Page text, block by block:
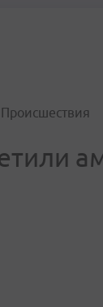
Происшествия